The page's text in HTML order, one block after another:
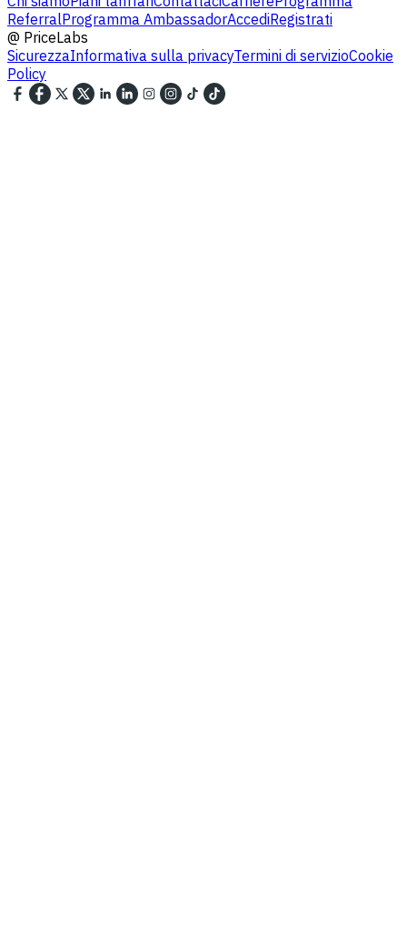
ReferralProgramma AmbassadorAccediRegistrati
@ PriceLabs
SicurezzaInformativa sulla privacyTermini di servizioCookie
Policy